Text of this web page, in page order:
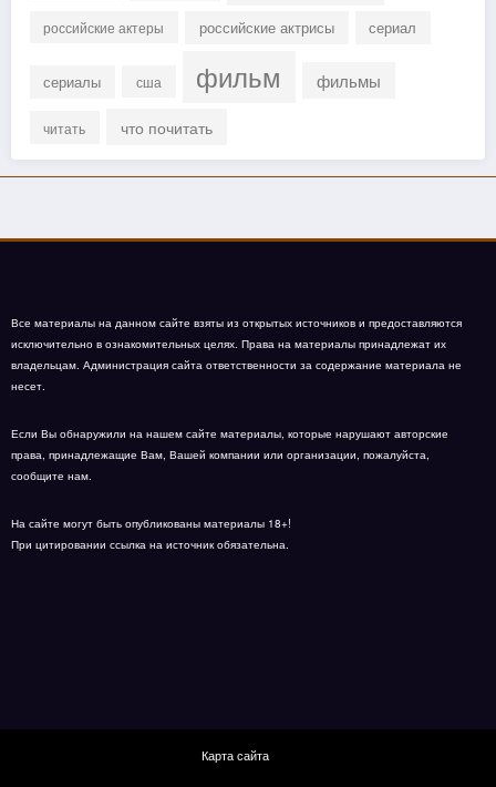
российские актеры российские актрисы сериал
сериалы сша фильм фильмы
читать что почитать
Все материалы на данном сайте взяты из открытых источников и предоставляются
исключительно в ознакомительных целях. Права на материалы принадлежат их
владельцам. Администрация сайта ответственности за содержание материала не
несет.
Если Вы обнаружили на нашем сайте материалы, которые нарушают авторские
права, принадлежащие Вам, Вашей компании или организации, пожалуйста,
сообщите нам.
На сайте могут быть опубликованы материалы 18+!
При цитировании ссылка на источник обязательна.
Карта сайта